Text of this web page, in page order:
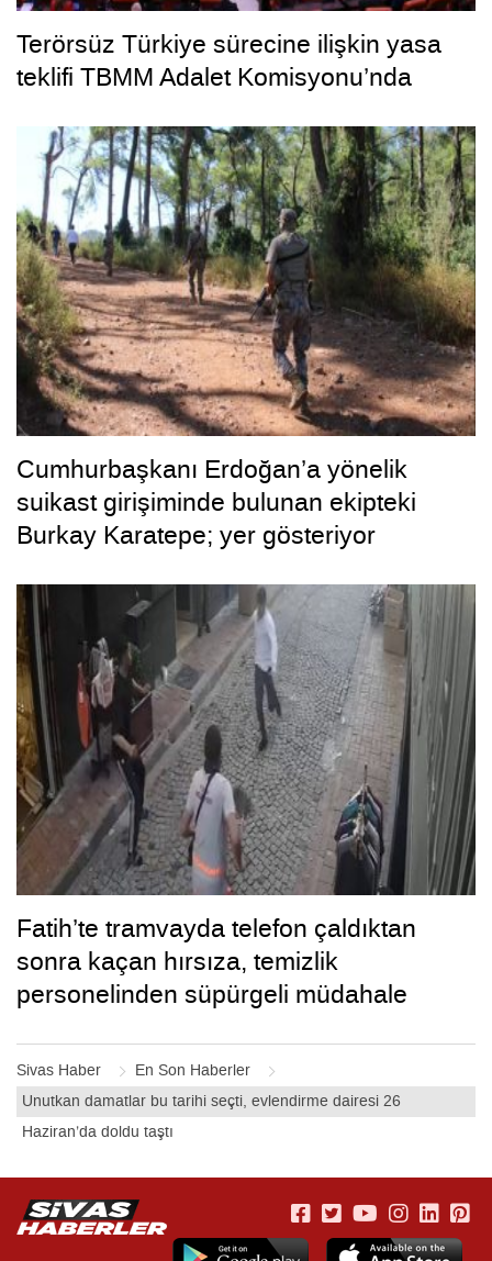
Sivas Haber
En Son Haberler
Unutkan damatlar bu tarihi seçti, evlendirme dairesi 26
Haziran’da doldu taştı
Terörsüz Türkiye sürecine ilişkin yasa
teklifi TBMM Adalet Komisyonu’nda
Cumhurbaşkanı Erdoğan’a yönelik
suikast girişiminde bulunan ekipteki
Burkay Karatepe; yer gösteriyor
Fatih’te tramvayda telefon çaldıktan
sonra kaçan hırsıza, temizlik
personelinden süpürgeli müdahale